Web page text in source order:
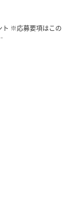
ト ※応募要項はこの